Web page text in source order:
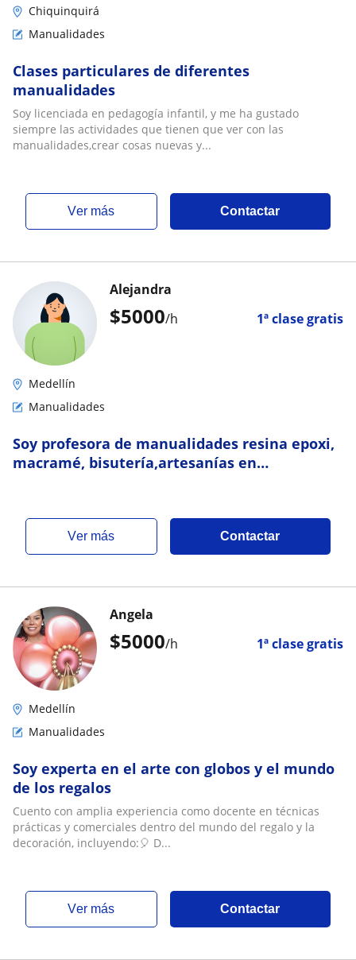
Chiquinquirá
Manualidades
Clases particulares de diferentes
manualidades
Soy licenciada en pedagogía infantil, y me ha gustado
siempre las actividades que tienen que ver con las
manualidades,crear cosas nuevas y...
ver más Contactar
$5000/h 1ª clase gratis
Alejandra
Medellín
Manualidades
Soy profesora de manualidades resina epoxi,
macramé, bisutería,artesanías en
ver más Contactar
$5000/h 1ª clase gratis
Angela
Medellín
Manualidades
Soy experta en el arte con globos y el mundo
de los regalos
Cuento con amplia experiencia como docente en técnicas
prácticas y comerciales dentro del mundo del regalo y la
decoración, incluyendo:🎈 D...
ver más Contactar